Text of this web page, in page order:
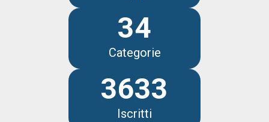
34
Categorie
3633
Iscritti